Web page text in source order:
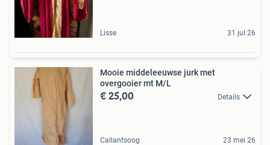
Lisse 31 jul 26
Mooie middeleeuwse jurk met
overgooier mt M/L
€ 25,00 Details
Callantsoog 23 mei 26